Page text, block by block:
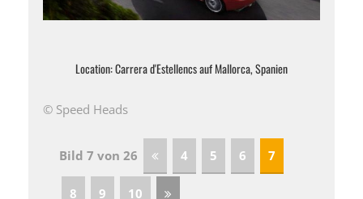
Location: Carrera d'Estellencs auf Mallorca, Spanien
© Speed Heads
Bild 7 von 26 4 5 6 7
8 9 10